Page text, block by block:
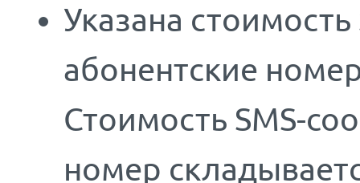
Указана
абонентские
Стоимость SMS-
номер